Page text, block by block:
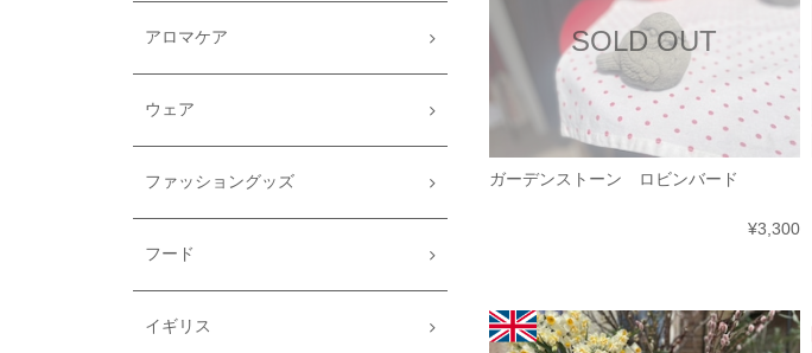
SOLD OUT
ガーデンストーン ロビンバード
¥3,300
アロマケア
ウェア
ファッショングッズ
フード
イギリス